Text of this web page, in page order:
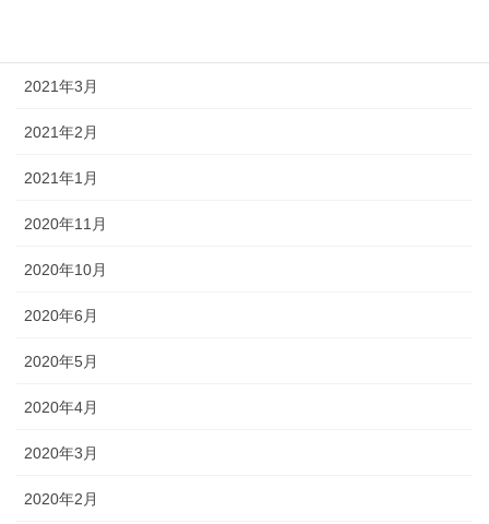
2021年3月
2021年2月
2021年1月
2020年11月
2020年10月
2020年6月
2020年5月
2020年4月
2020年3月
2020年2月